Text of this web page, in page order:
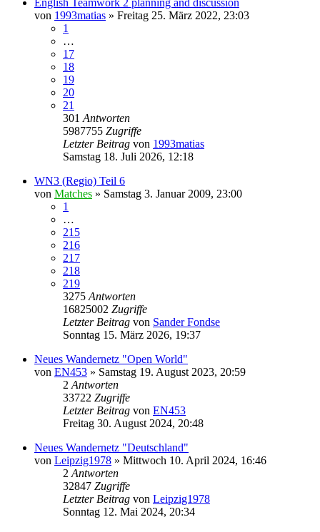
von 1993matias » Freitag 25. März 2022, 23:03
1
…
17
18
19
20
21
301 Antworten
5987755 Zugriffe
Letzter Beitrag von 1993matias
Samstag 18. Juli 2026, 12:18
WN3 (Regio) Teil 6
von Matches » Samstag 3. Januar 2009, 23:00
1
…
215
216
217
218
219
3275 Antworten
16825002 Zugriffe
Letzter Beitrag von Sander Fondse
Sonntag 15. März 2026, 19:37
Neues Wandernetz "Open World"
von EN453 » Samstag 19. August 2023, 20:59
2 Antworten
33722 Zugriffe
Letzter Beitrag von EN453
Freitag 30. August 2024, 20:48
Neues Wandernetz "Deutschland"
von Leipzig1978 » Mittwoch 10. April 2024, 16:46
2 Antworten
32847 Zugriffe
Letzter Beitrag von Leipzig1978
Sonntag 12. Mai 2024, 20:34